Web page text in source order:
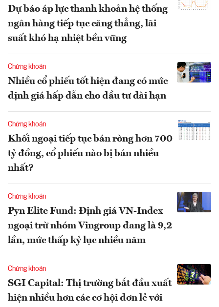
Dự báo áp lực thanh khoản hệ thống
ngân hàng tiếp tục căng thẳng, lãi
suất khó hạ nhiệt bền vững
Chứng khoán
Nhiều cổ phiếu tốt hiện đang có mức
định giá hấp dẫn cho đầu tư dài hạn
Chứng khoán
Khối ngoại tiếp tục bán ròng hơn 700
tỷ đồng, cổ phiếu nào bị bán nhiều
nhất?
Chứng khoán
Pyn Elite Fund: Định giá VN-Index
ngoại trừ nhóm Vingroup đang là 9,2
lần, mức thấp kỷ lục nhiều năm
Chứng khoán
SGI Capital: Thị trường bắt đầu xuất
hiện nhiều hơn các cơ hội đơn lẻ với